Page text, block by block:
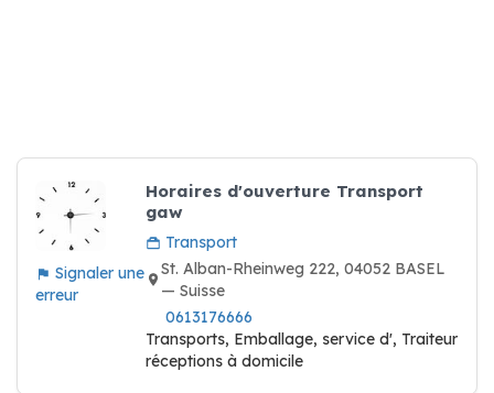
Signaler une
erreur
Horaires d'ouverture Transport
gaw
Transport
St. Alban-Rheinweg 222, 04052 BASEL
— Suisse
0613176666
Transports, Emballage, service d', Traiteur
réceptions à domicile